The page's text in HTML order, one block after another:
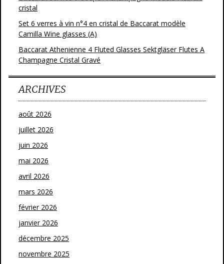
cristal
Set 6 verres à vin n°4 en cristal de Baccarat modèle
Camilla Wine glasses (A)
Baccarat Athenienne 4 Fluted Glasses Sektgläser Flutes A
Champagne Cristal Gravé
ARCHIVES
août 2026
juillet 2026
juin 2026
mai 2026
avril 2026
mars 2026
février 2026
janvier 2026
décembre 2025
novembre 2025